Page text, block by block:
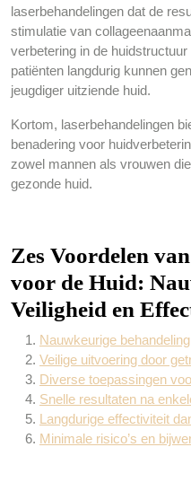
laserbehandelingen dat de
stimulatie van
verbetering in de
patiënten langdurig kunnen
jeugdiger uitziende huid.
Kortom, laserbehandelingen
benadering voor
zowel mannen als vrouwen
gezonde huid.
Zes Voordelen
voor de Huid:
Veiligheid en
Nauwkeurige
Veilige uitvoering door
Diverse toepassingen
Snelle resultaten na
Langdurige effectiviteit
Minimale risico’s en